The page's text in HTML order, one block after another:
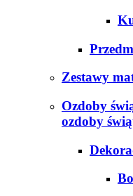
Zestawy
Ozdoby
ozdoby